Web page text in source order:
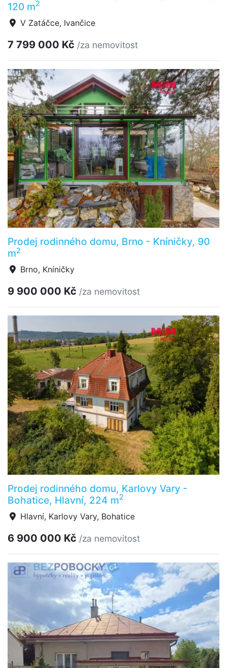
120 m2
V Zatáčce, Ivančice
7 799 000 Kč /za nemovitost
Prodej rodinného domu, Brno - Kníničky, 90
m2
Brno, Kníničky
9 900 000 Kč /za nemovitost
Prodej rodinného domu, Karlovy Vary -
Bohatice, Hlavní, 224 m2
Hlavní, Karlovy Vary, Bohatice
6 900 000 Kč /za nemovitost